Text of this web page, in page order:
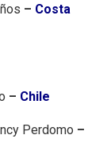
– Costa
– Chile
Perdomo –